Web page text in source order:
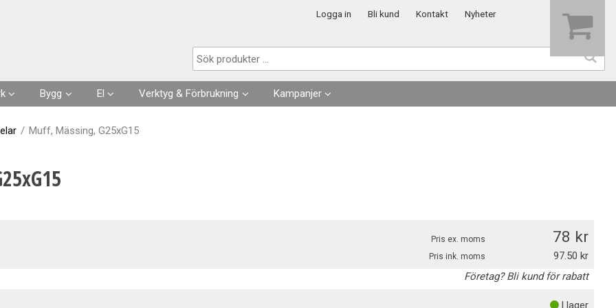
Logga in Bli kund Kontakt Nyheter
Bygg
Husgrunder
El
Kabel
Verktyg & Förbrukning
Förbrukningsvaror
Kampanjer
/ Muff, Mässing, G25xG15
Pris ex. moms 78
Pris ink. moms
97.50
Företag? Bli kund för rabatt
I lager